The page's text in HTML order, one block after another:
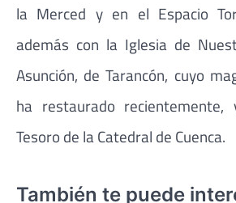
la Merced y en el Espacio
además con la Iglesia de
Asunción, de Tarancón, cuyo
ha restaurado
Tesoro de la Catedral de Cuenca.
También te puede